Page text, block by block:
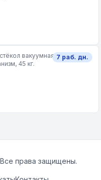
7 раб. дн.
вакуумная, сдвоенная,
45 кг.
права защищены.